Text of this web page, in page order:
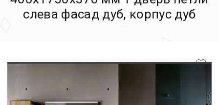
слева фасад дуб, корпус дуб